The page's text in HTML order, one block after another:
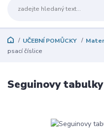
UČEBNÍ POMŮCKY
psací číslice
Seguinovy